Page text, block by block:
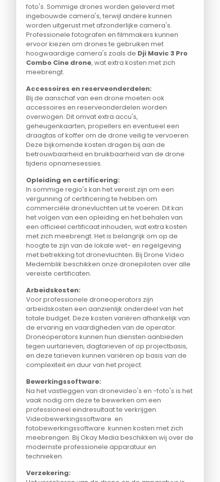
foto's. Sommige drones worden geleverd met
ingebouwde camera's, terwijl andere kunnen
worden uitgerust met afzonderlijke camera's.
Professionele fotografen en filmmakers kunnen
ervoor kiezen om drones te gebruiken met
hoogwaardige camera's zoals de Dji Mavic 3 Pro
Combo Cine drone, wat extra kosten met zich
meebrengt.
Accessoires en reserveonderdelen:
Bij de aanschaf van een drone moeten ook
accessoires en reserveonderdelen worden
overwogen. Dit omvat extra accu's,
geheugenkaarten, propellers en eventueel een
draagtas of koffer om de drone veilig te vervoeren.
Deze bijkomende kosten dragen bij aan de
betrouwbaarheid en bruikbaarheid van de drone
tijdens opnamesessies.
Opleiding en certificering:
In sommige regio's kan het vereist zijn om een
vergunning of certificering te hebben om
commerciële dronevluchten uit te voeren. Dit kan
het volgen van een opleiding en het behalen van
een officieel certificaat inhouden, wat extra kosten
met zich meebrengt. Het is belangrijk om op de
hoogte te zijn van de lokale wet- en regelgeving
met betrekking tot dronevluchten. Bij Drone Video
Medemblik beschikken onze dronepiloten over alle
vereiste certificaten.
Arbeidskosten:
Voor professionele droneoperators zijn
arbeidskosten een aanzienlijk onderdeel van het
totale budget. Deze kosten variëren afhankelijk van
de ervaring en vaardigheden van de operator.
Droneoperators kunnen hun diensten aanbieden
tegen uurtarieven, dagtarieven of op projectbasis,
en deze tarieven kunnen variëren op basis van de
complexiteit en duur van het project.
Bewerkingssoftware:
Na het vastleggen van dronevideo's en -foto's is het
vaak nodig om deze te bewerken om een
professioneel eindresultaat te verkrijgen.
Videobewerkingssoftware en
fotobewerkingssoftware kunnen kosten met zich
meebrengen. Bij Okay Media beschikken wij over de
modernste professionele apparatuur en
technieken.
Verzekering: